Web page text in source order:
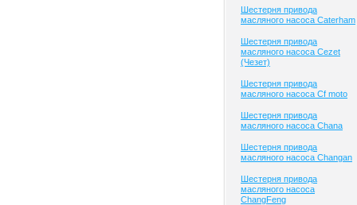
Шестерня привода
масляного насоса Caterham
Шестерня привода
масляного насоса Cezet
(Чезет)
Шестерня привода
масляного насоса Cf moto
Шестерня привода
масляного насоса Chana
Шестерня привода
масляного насоса Changan
Шестерня привода
масляного насоса
ChangFeng